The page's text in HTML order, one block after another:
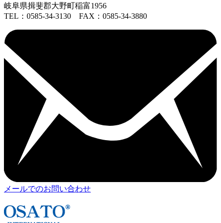
岐阜県揖斐郡大野町稲富1956
TEL：0585-34-3130 FAX：0585-34-3880
メールでのお問い合わせ